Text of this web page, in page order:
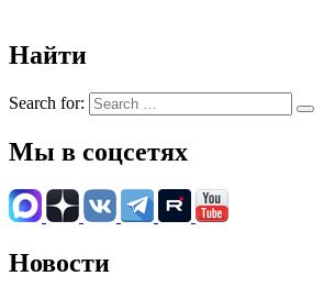
Найти
Search for:
Мы в соцсетях
Новости